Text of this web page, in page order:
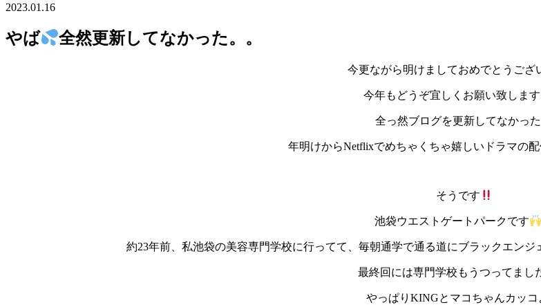
2023.01.16
やば 全然更新してなかった。。
今更ながら明けましておめでとうござ
今年もどうぞ宜しくお願い致します
全っ然ブログを更新してなかった
年明けからNetflixでめちゃくちゃ嬉しいドラマの
そう です
池袋ウエストゲートパークです
約23年前、私池袋の美容専門学校に行ってて、毎朝通学で通る道にブラックエン
最終回には専門学校もうつってまし
やっぱりKINGとマコちゃんカッコ